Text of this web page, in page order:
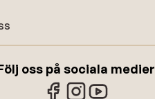
oss på sociala medier